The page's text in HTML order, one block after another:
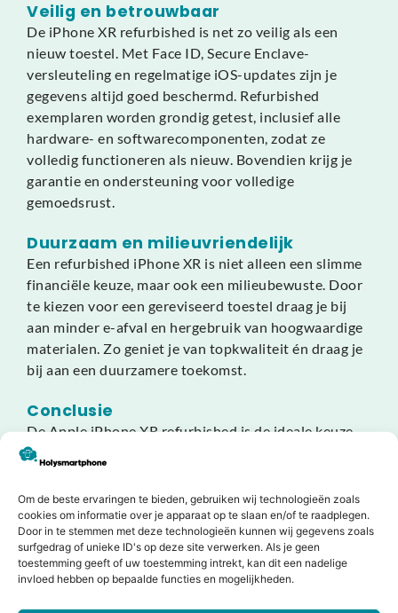
Om de beste ervaringen te bieden, gebruiken wij technologieën zoals
cookies om informatie over je apparaat op te slaan en/of te raadplegen.
Door in te stemmen met deze technologieën kunnen wij gegevens zoals
surfgedrag of unieke ID's op deze site verwerken. Als je geen
toestemming geeft of uw toestemming intrekt, kan dit een nadelige
invloed hebben op bepaalde functies en mogelijkheden.
Veilig en betrouwbaar
De iPhone XR refurbished is net zo veilig als een
nieuw toestel. Met Face ID, Secure Enclave-
versleuteling en regelmatige iOS-updates zijn je
gegevens altijd goed beschermd. Refurbished
exemplaren worden grondig getest, inclusief alle
hardware- en softwarecomponenten, zodat ze
volledig functioneren als nieuw. Bovendien krijg je
garantie en ondersteuning voor volledige
gemoedsrust.
Duurzaam en milieuvriendelijk
Een refurbished iPhone XR is niet alleen een slimme
financiële keuze, maar ook een milieubewuste. Door
te kiezen voor een gereviseerd toestel draag je bij
aan minder e-afval en hergebruik van hoogwaardige
materialen. Zo geniet je van topkwaliteit én draag je
bij aan een duurzamere toekomst.
Conclusie
De Apple iPhone XR refurbished is de ideale keuze
voor wie op zoek is naar Apple-kwaliteit voor een
schitterende Liquid Retina-display en betrouwbare
camera’s biedt dit toestel alles wat je verwacht van
een moderne smartphone. Grondig getest, duurzaam
en voorzien van garantie – een slimme en stijlvolle
keuze.